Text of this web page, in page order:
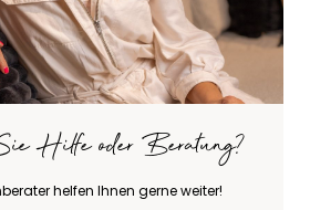
Hilfe oder Beratung?
helfen Ihnen gerne weiter!